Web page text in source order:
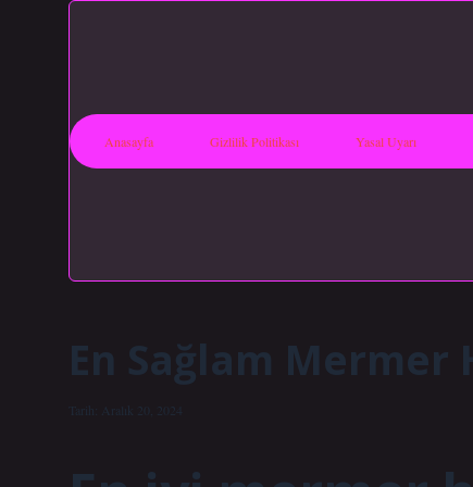
Anasayfa Gizlilik Politikası Yasal Uyarı
En Sağlam Mermer
Tarih: Aralık 20, 2024